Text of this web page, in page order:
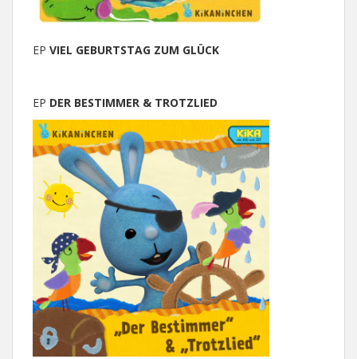
EP VIEL GEBURTSTAG ZUM GLÜCK
EP DER BESTIMMER & TROTZLIED